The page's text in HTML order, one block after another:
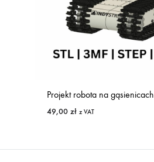
Projekt robota na gąsienicach
49,00 zł z VAT